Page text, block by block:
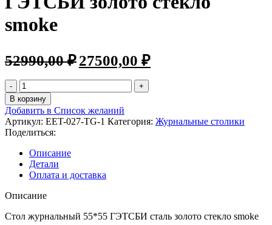
smoke
52990,00₽27500,00 ₽
В корзину
Добавить в Список желаний
Артикул: EET-027-TG-1 Категория: Журнальные столики
Поделиться:
Описание
Детали
Оплата и доставка
Описание
Стол журнальный 55*55 ГЭТСБИ сталь золото стекло smoke